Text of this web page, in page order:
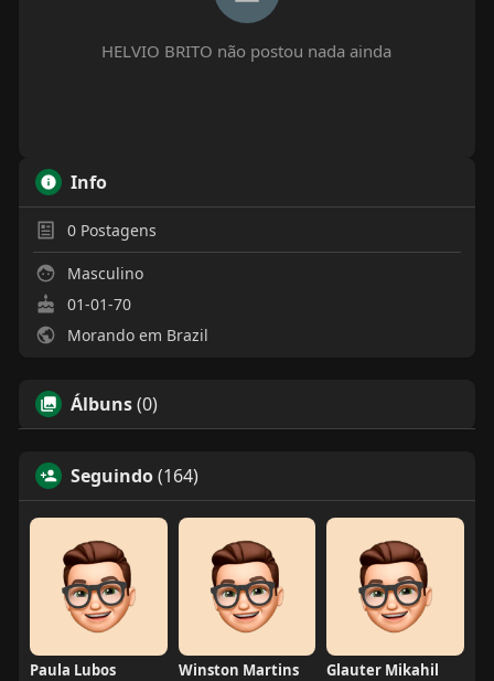
HELVIO BRITO não postou nada ainda
Info
0Postagens
Masculino
01-01-70
Morando em Brazil
Álbuns(0)
Seguindo(164)
Paula Lubos Winston Martins Glauter Mikahil